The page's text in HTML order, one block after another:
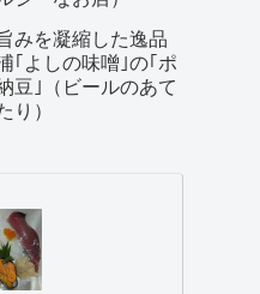
みを凝縮した逸品
｢よしの味噌｣の｢ポ
豆｣（ビールのあて
り）